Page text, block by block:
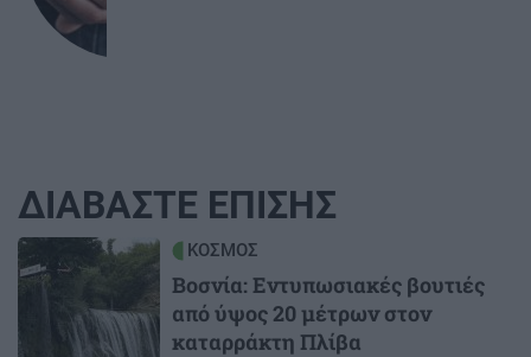
ΔΙΑΒΑΣΤΕ ΕΠΙΣΗΣ
Image ΚΟΣΜΟΣ
Βοσνία: Εντυπωσιακές βουτιές
από ύψος 20 μέτρων στον
καταρράκτη Πλίβα